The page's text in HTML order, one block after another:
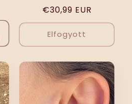
Normál
ár
€30,99 EUR
Elfogyott